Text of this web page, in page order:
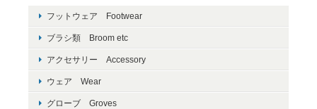
フットウェア Footwear
ブラシ類 Broom etc
アクセサリー Accessory
ウェア Wear
グローブ Groves